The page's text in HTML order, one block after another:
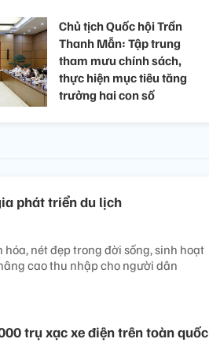
Chủ tịch Quốc hội Trần
Thanh Mẫn: Tập trung
tham mưu chính sách,
thực hiện mục tiêu tăng
trưởng hai con số
phát triển du lịch
nét đẹp trong đời sống, sinh hoạt
cao thu nhập cho người dân
trụ xạc xe điện trên toàn quốc